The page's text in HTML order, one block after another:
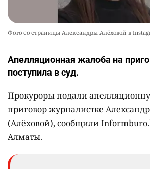
Фото со страницы Александры Алёховой в
Апелляционная жалоба на
поступила в суд.
Прокуроры подали
приговор журналистке
(Алёховой), сообщили
Алматы.